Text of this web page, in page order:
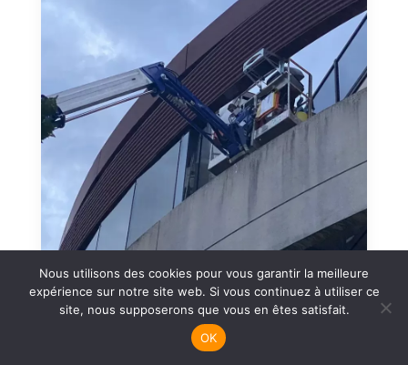
Nous utilisons des cookies pour vous garantir la meilleure
expérience sur notre site web. Si vous continuez à utiliser ce
site, nous supposerons que vous en êtes satisfait.
OK